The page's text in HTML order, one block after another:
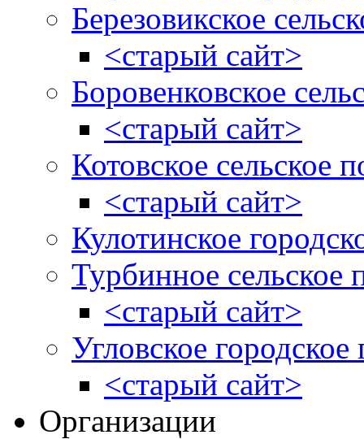
Березовикское
<старый сайт>
Боровенковское
<старый сайт>
Котовское сельское
<старый сайт>
Кулотинское
Турбинное сельское
<старый сайт>
Угловское городское
<старый сайт>
Организации